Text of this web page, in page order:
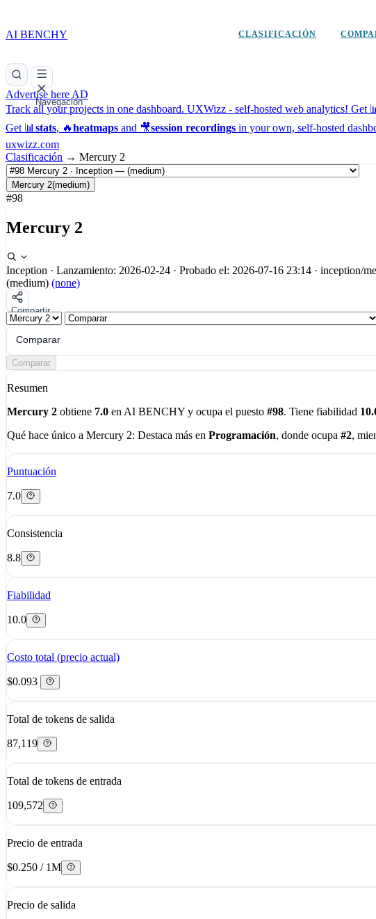
AI BENCHY CLASIFICACIÓN
Navegación
Advertise here AD
Track all your projects in one dashboard. UXWizz - self-hosted web analytics! Get
Get 📊 stats, 🔥heatmaps and 🎥session recordings in your own, self-hosted
uxwizz.com
Clasificación → Mercury 2
Mercury 2(medium)
#98
Mercury 2
Inception · Lanzamiento: 2026-02-24 · Probado el: 2026-07-16 23:14 · inception/
(medium) (none)
Compartir
Comparar
Comparar
Resumen
Mercury 2 obtiene 7.0 en AI BENCHY y ocupa el puesto #98. Tiene fiabilidad
Qué hace único a Mercury 2: Destaca más en Programación, donde ocupa #2,
Puntuación
7.0
Consistencia
8.8
Fiabilidad
10.0
Costo total (precio actual)
$0.093
Total de tokens de salida
87,119
Total de tokens de entrada
109,572
Precio de entrada
$0.250 / 1M
Precio de salida